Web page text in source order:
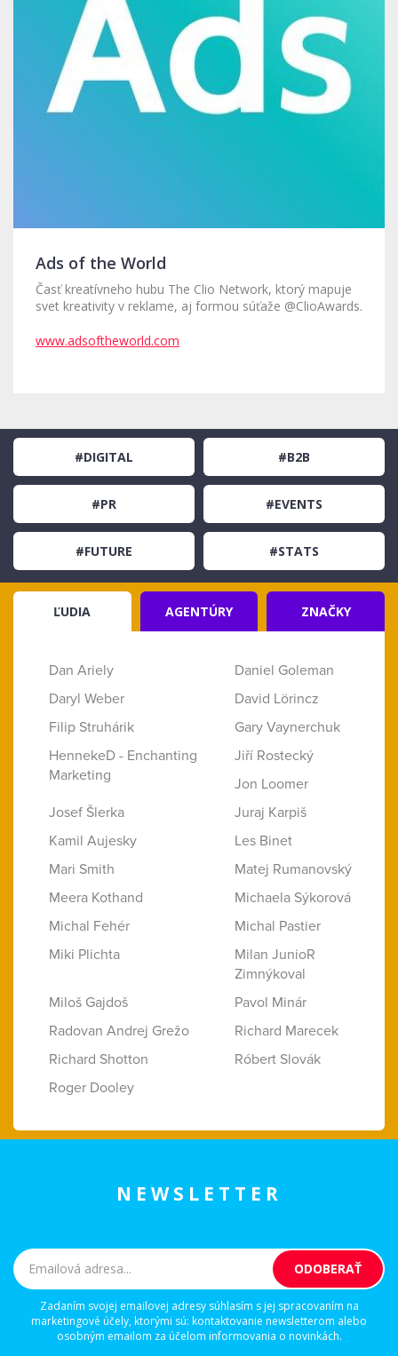
Ads of the World
Časť kreatívneho hubu The Clio Network, ktorý mapuje
svet kreativity v reklame, aj formou súťaže @ClioAwards.
www.adsoftheworld.com
#DIGITAL #B2B
#PR #EVENTS
#FUTURE #STATS
ĽUDIA AGENTÚRY ZNAČKY
Dan Ariely
Daniel Goleman
Daryl Weber
David Lörincz
Filip Struhárik
Gary Vaynerchuk
HennekeD - Enchanting
Marketing
Jiří Rostecký
Jon Loomer
Josef Šlerka
Juraj Karpiš
Kamil Aujesky
Les Binet
Mari Smith
Matej Rumanovský
Meera Kothand
Michaela Sýkorová
Michal Fehér
Michal Pastier
Miki Plichta
Milan JunioR
Zimnýkoval
Miloš Gajdoš
Pavol Minár
Radovan Andrej Grežo
Richard Marecek
Richard Shotton
Róbert Slovák
Roger Dooley
NEWSLETTER
Zadaním svojej emailovej adresy súhlasím s jej spracovaním na
marketingové účely, ktorými sú: kontaktovanie newsletterom alebo
osobným emailom za účelom informovania o novinkách.